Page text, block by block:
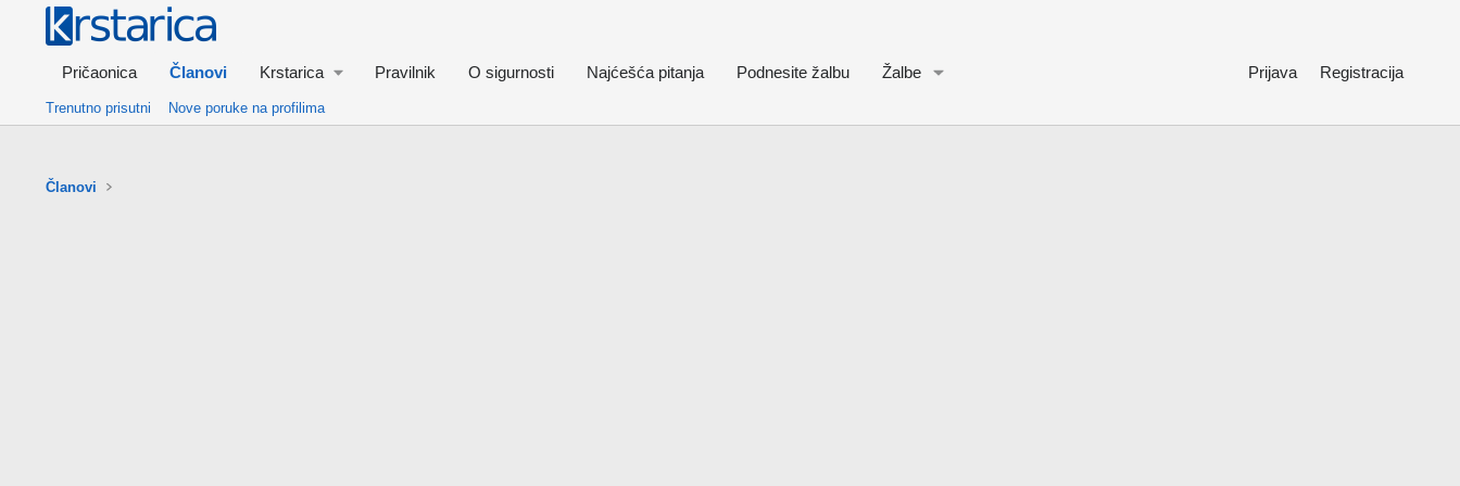
Pričaonica Članovi Krstarica Pravilnik O sigurnosti Najćešća pitanja Podnesite žalbu Žalbe Prijava Registracija
Trenutno prisutni Nove poruke na profilima
Članovi